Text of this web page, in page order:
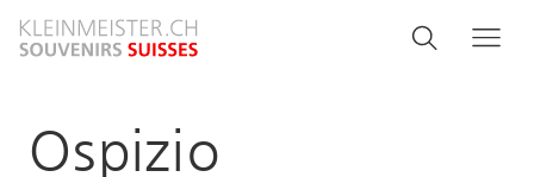
Search
Cerca
Ospizio